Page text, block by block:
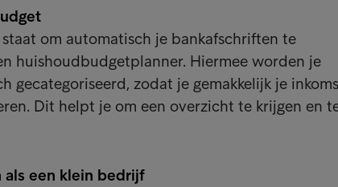
om automatisch je bankafschriften te
huishoudbudgetplanner. Hiermee worden je
gecategoriseerd, zodat je gemakkelijk je
Dit helpt je om een overzicht te krijgen en
als een klein bedrijf